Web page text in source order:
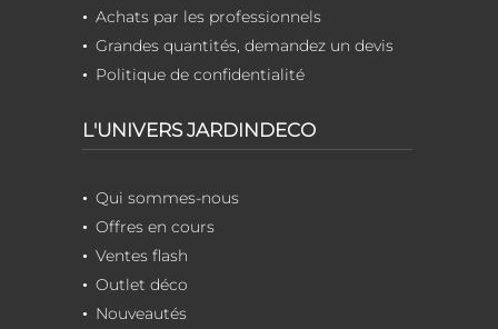
Achats par les professionnels
Grandes quantités, demandez un devis
Politique de confidentialité
L'UNIVERS JARDINDECO
Qui sommes-nous
Offres en cours
Ventes flash
Outlet déco
Nouveautés